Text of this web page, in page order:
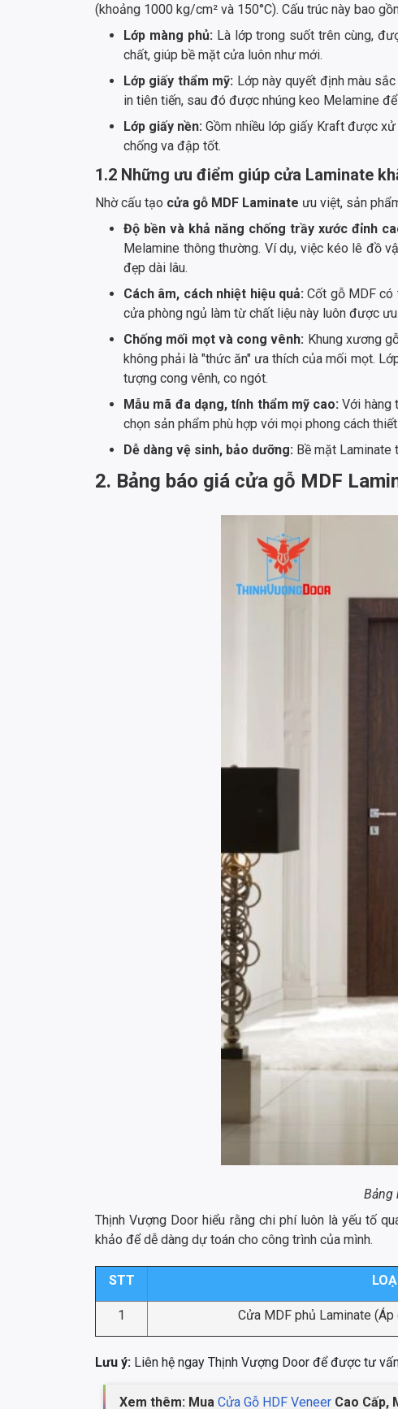
(khoảng 1000 kg/cm² và 150°C). Cấu trúc này bao
Lớp màng phủ: Là lớp trong suốt trên cùng,
chất, giúp bề mặt cửa luôn như mới.
Lớp giấy thẩm mỹ: Lớp này quyết định màu
in tiên tiến, sau đó được nhúng keo Melamine
Lớp giấy nền:Gồm nhiều lớp giấy Kraft được
chống va đập tốt.
1.2 Những ưu điểm giúp cửa Laminate
Nhờ cấu tạo cửa gỗ MDF Laminate ưu việt, sản
Độ bền và khả năng chống trầy xước đỉnh
Melamine thông thường. Ví dụ, việc kéo lê đồ
đẹp dài lâu.
Cách âm, cách nhiệt hiệu quả:Cốt gỗ MDF có
cửa phòng ngủ làm từ chất liệu này luôn được
Chống mối mọt và cong vênh: Khung xương
không phải là "thức ăn" ưa thích của mối mọt.
tượng cong vênh, co ngót.
Mẫu mã đa dạng, tính thẩm mỹ cao:Với hàng
chọn sản phẩm phù hợp với mọi phong cách
Dễ dàng vệ sinh, bảo dưỡng: Bề mặt Laminate
2. Bảng báo giá cửa gỗ MDF
Bảng
Thịnh Vượng Door hiểu rằng chi phí luôn là yếu tố
khảo để dễ dàng dự toán cho công trình của mình.
STT
1 Cửa MDF phủ Laminate
Lưu ý: Liên hệ ngay Thịnh Vượng Door để được tư
Xem thêm: Mua Cửa Gỗ HDF Veneer Cao Cấp,